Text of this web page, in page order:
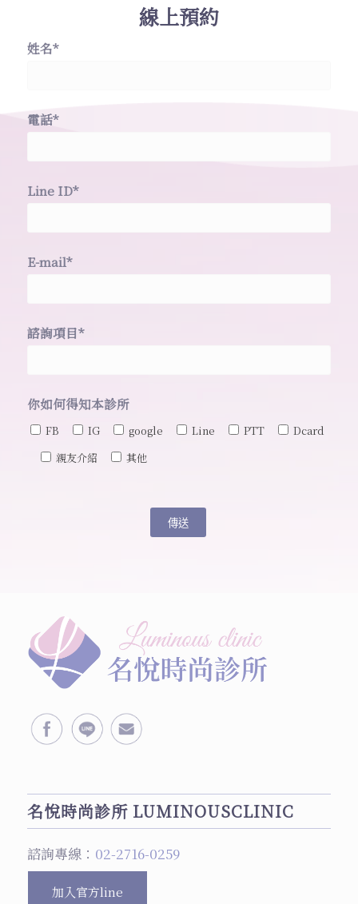
線上預約
姓名*
電話*
Line ID*
E-mail*
諮詢項目*
你如何得知本診所
FB IG google Line PTT
Dcard
親友介紹
其他
名悅時尚診所 LUMINOUSCLINIC
諮詢專線： 02-2716-0259
加入官方line